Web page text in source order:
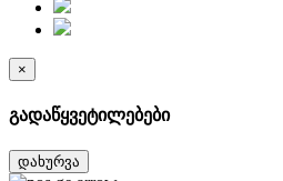
×
გადაწყვეტილებები
დახურვა